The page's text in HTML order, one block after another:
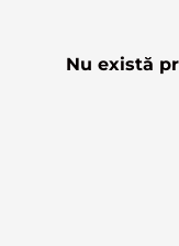
Nu există